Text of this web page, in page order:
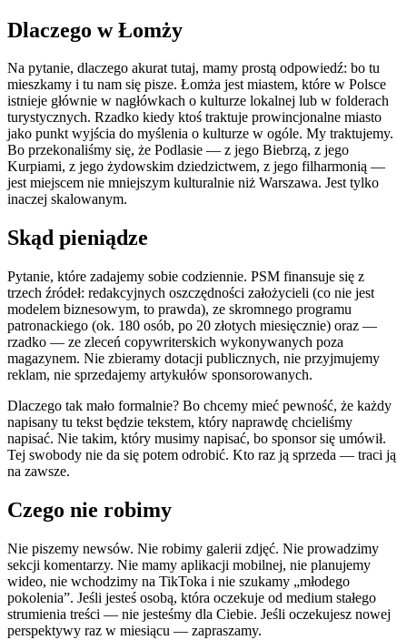
Dlaczego w Łomży
Na pytanie, dlaczego akurat tutaj, mamy prostą odpowiedź: bo tu
mieszkamy i tu nam się pisze. Łomża jest miastem, które w Polsce
istnieje głównie w nagłówkach o kulturze lokalnej lub w folderach
turystycznych. Rzadko kiedy ktoś traktuje prowincjonalne miasto
jako punkt wyjścia do myślenia o kulturze w ogóle. My traktujemy.
Bo przekonaliśmy się, że Podlasie — z jego Biebrzą, z jego
Kurpiami, z jego żydowskim dziedzictwem, z jego filharmonią —
jest miejscem nie mniejszym kulturalnie niż Warszawa. Jest tylko
inaczej skalowanym.
Skąd pieniądze
Pytanie, które zadajemy sobie codziennie. PSM finansuje się z
trzech źródeł: redakcyjnych oszczędności założycieli (co nie jest
modelem biznesowym, to prawda), ze skromnego programu
patronackiego (ok. 180 osób, po 20 złotych miesięcznie) oraz —
rzadko — ze zleceń copywriterskich wykonywanych poza
magazynem. Nie zbieramy dotacji publicznych, nie przyjmujemy
reklam, nie sprzedajemy artykułów sponsorowanych.
Dlaczego tak mało formalnie? Bo chcemy mieć pewność, że każdy
napisany tu tekst będzie tekstem, który naprawdę chcieliśmy
napisać. Nie takim, który musimy napisać, bo sponsor się umówił.
Tej swobody nie da się potem odrobić. Kto raz ją sprzeda — traci ją
na zawsze.
Czego nie robimy
Nie piszemy newsów. Nie robimy galerii zdjęć. Nie prowadzimy
sekcji komentarzy. Nie mamy aplikacji mobilnej, nie planujemy
wideo, nie wchodzimy na TikToka i nie szukamy „młodego
pokolenia”. Jeśli jesteś osobą, która oczekuje od medium stałego
strumienia treści — nie jesteśmy dla Ciebie. Jeśli oczekujesz nowej
perspektywy raz w miesiącu — zapraszamy.